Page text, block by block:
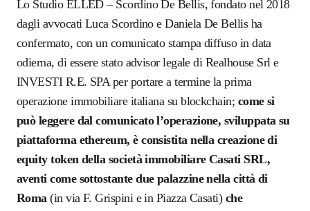
Lo Studio ELLED – Scordino De Bellis, fondato nel 2018
dagli avvocati Luca Scordino e Daniela De Bellis ha
confermato, con un comunicato stampa diffuso in data
odierna, di essere stato advisor legale di Realhouse Srl e
INVESTI R.E. SPA per portare a termine la prima
operazione immobiliare italiana su blockchain; come si
può leggere dal comunicato l’operazione, sviluppata su
piattaforma ethereum, è consistita nella creazione di
equity token della società immobiliare Casati SRL,
aventi come sottostante due palazzine nella città di
Roma (invia F. Grispini e in Piazza Casati) che